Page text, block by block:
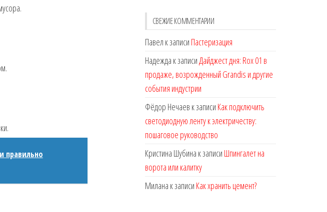
правильно
СВЕЖИЕ КОММЕНТАРИИ
Павел к записи Пастеризация
Надежда к записиДайджест дня: Rox 01 в
продаже, возрожденный Grandis и другие
события индустрии
Фёдор Нечаев к записи Как подключить
светодиодную ленту к электричеству:
пошаговое руководство
Кристина Шубина к записи Шпингалет на
ворота или калитку
Милана к записи Как хранить цемент?